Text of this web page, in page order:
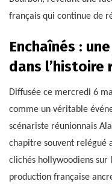
français qui continue de
Enchaînés :
dans l’histoire
Diffusée ce mercredi 6
comme un véritable
scénariste réunionnais
chapitre souvent relégué
clichés hollywoodiens
production française